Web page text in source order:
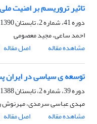
تاثیر تروریسم بر امنیت
دوره 41، شماره 2، تابستان 1390، صفحه
احمد ساعی، مجید معصومی
مشاهده مقاله
اصل مقاله
توسعه ی سیاسی در ایران پس
دوره 39، شماره 2، تابستان 1388
مهدی عباسی سرمدی، مهرنوش
مشاهده مقاله
اصل مقاله